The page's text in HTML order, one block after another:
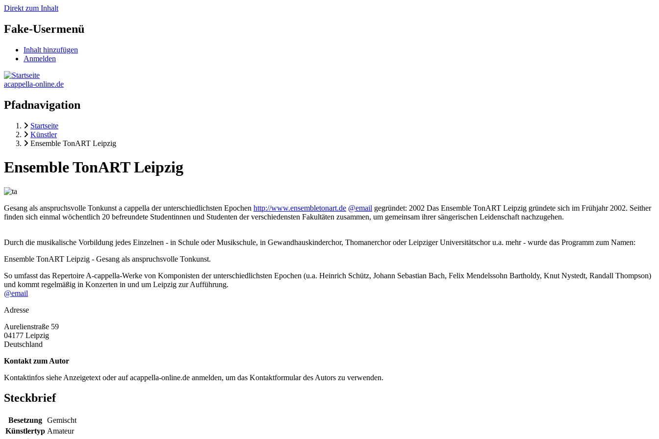
Direkt zum Inhalt
Fake-Usermenü
Inhalt hinzufügen
Anmelden
acappella-online.de
Pfadnavigation
Startseite
Künstler
Ensemble TonART Leipzig
Ensemble TonART Leipzig
Gesang als anspruchsvolle Tonkunst a cappella der unterschiedlichsten Epochen http://www.ensembletonart.de @email gegründet: 2002 Das Ensemble TonART Leipzig gründete sich im Frühjahr 2002. Seither
finden sich einmal wöchentlich 20 befreundete Studentinnen und Studenten der verschiedensten Fakultäten zusammen, um gemeinsam ihrer sängerischen Leidenschaft nachzugehen.
Durch die musikalische Vorbildung jedes Einzelnen - in Schule oder Musikschule, in Gewandhauskinderchor, Thomanerchor oder Leipziger Universitätschor u.a. mehr - wurde das Programm zum Namen:
Ensemble TonART Leipzig - Gesang als anspruchsvolle Tonkunst.
So umfasst das Repertoire A-cappella-Werke von Komponisten der unterschiedlichsten Epochen (u.a. Heinrich Schütz, Johann Sebastian Bach, Felix Mendelssohn Bartholdy, Knut Nystedt, Randall Thompson)
und kommt regelmäßig in Konzerten in und um Leipzig zur Aufführung.
@email
Adresse
Aurelienstraße 59
04177 Leipzig
Deutschland
Kontakt zum Autor
Kontaktinfos siehe Anzeigetext oder auf acappella-online.de anmelden, um das Kontaktformular des Autors zu verwenden.
Steckbrief
Besetzung Gemischt
Künstlertyp Amateur